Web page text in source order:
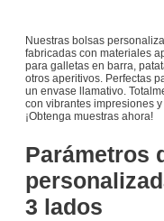
Nuestras bolsas
fabricadas con materiales
para galletas en barra,
otros aperitivos. Perfectas
un envase llamativo.
con vibrantes impresiones
¡Obtenga muestras ahora!
Parámetros
3 lados